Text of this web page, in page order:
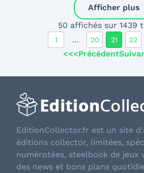
Afficher plus
50 affichés sur 1439
1 … 20 21 22
<<<Précédent
EditionCollector.fr est un site
éditions collector, limitées,
numérotées, steelbook de jeux
des news et bons plans